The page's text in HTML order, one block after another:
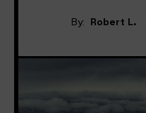
By: Robert L.